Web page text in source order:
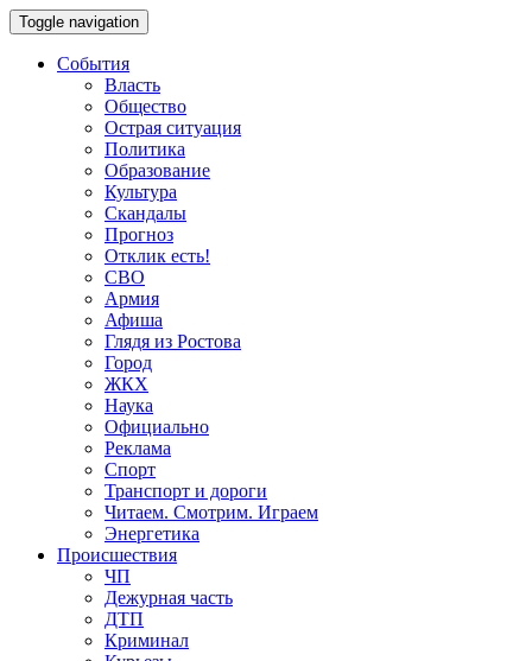
Toggle navigation
События
Власть
Общество
Острая ситуация
Политика
Образование
Культура
Скандалы
Прогноз
Отклик есть!
СВО
Армия
Афиша
Глядя из Ростова
Город
ЖКХ
Наука
Официально
Реклама
Спорт
Транспорт и дороги
Читаем. Смотрим. Играем
Энергетика
Происшествия
ЧП
Дежурная часть
ДТП
Криминал